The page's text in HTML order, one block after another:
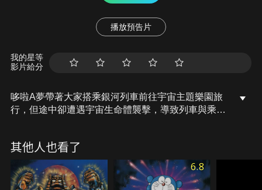
播放預告片
我的星等
影片給分
哆啦A夢帶著大家搭乘銀河列車前往宇宙主題樂園旅
行，但途中卻遭遇宇宙生命體襲擊，導致列車與乘客
其他人也看了
6.8